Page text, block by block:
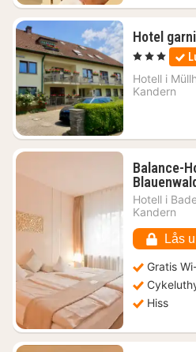
Hotel
, 3 Stjärnor
Hotell i
Kandern
Balance-
Blauenwald
Hotell i
Kandern
Lås
Gratis
Hiss